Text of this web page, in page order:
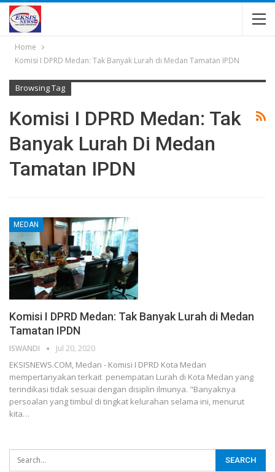
Home
Komisi I DPRD Medan: Tak Banyak Lurah di Medan Tamatan IPDN
Browsing Tag
Komisi I DPRD Medan: Tak
Banyak Lurah Di Medan
Tamatan IPDN
MEDAN
Komisi I DPRD Medan: Tak Banyak Lurah di Medan
Tamatan IPDN
ISWANDI Jul 20, 2020
EKSISNEWS.COM, Medan - Komisi I DPRD Kota Medan
mempertanyakan terkait penempatan Lurah di Kota Medan yang
terindikasi tidak sesuai dengan disiplin ilmunya. "Banyaknya
persoalan yang timbul di tingkat kelurahan selama ini, menurut
kita…